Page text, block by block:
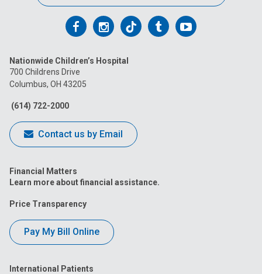
Follow
on
Facebook
Follow
on
Follow
on
FollowFollow
Nationwide Children’s Hospital
700 Childrens Drive
Columbus, OH 43205
(614) 722-2000
Contact us by Email
Financial Matters
Learn more about financial assistance.
Price Transparency
Pay My Bill Online
International Patients